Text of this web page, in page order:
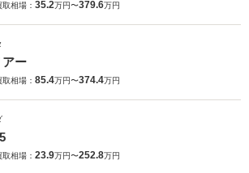
相場： 35.2万円〜379.6万円
ー
相場： 85.4万円〜374.4万円
相場： 23.9万円〜252.8万円